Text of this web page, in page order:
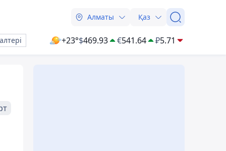
Алматы Қаз
+23°$469.93 €541.64 ₽5.71